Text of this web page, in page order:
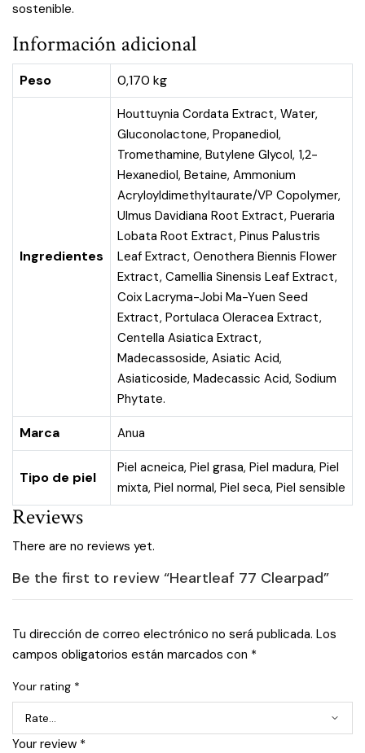
sostenible.
Información adicional
Peso 0,170 kg
Ingredientes
Houttuynia Cordata Extract, Water,
Gluconolactone, Propanediol,
Tromethamine, Butylene Glycol, 1,2-
Hexanediol, Betaine, Ammonium
Acryloyldimethyltaurate/VP Copolymer,
Ulmus Davidiana Root Extract, Pueraria
Lobata Root Extract, Pinus Palustris
Leaf Extract, Oenothera Biennis Flower
Extract, Camellia Sinensis Leaf Extract,
Coix Lacryma-Jobi Ma-Yuen Seed
Extract, Portulaca Oleracea Extract,
Centella Asiatica Extract,
Madecassoside, Asiatic Acid,
Asiaticoside, Madecassic Acid, Sodium
Phytate.
Marca Anua
Tipo de piel
Piel acneica, Piel grasa, Piel madura, Piel
mixta, Piel normal, Piel seca, Piel sensible
Reviews
There are no reviews yet.
Be the first to review “Heartleaf 77 Clearpad”
Tu dirección de correo electrónico no será publicada. Los
campos obligatorios están marcados con *
Your rating *
Your review *